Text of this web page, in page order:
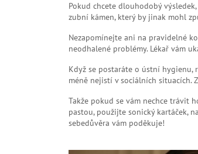
Pokud chcete dlouhodobý
zubní kámen, který by jinak mohl
Nezapomínejte ani na pravidelné
neodhalené problémy. Lékař vám
Když se postaráte o ústní hygienu,
méně nejistí v sociálních situacích.
Takže pokud se vám nechce trávit
pastou, použijte sonický kartáček,
sebedůvěra vám poděkuje!